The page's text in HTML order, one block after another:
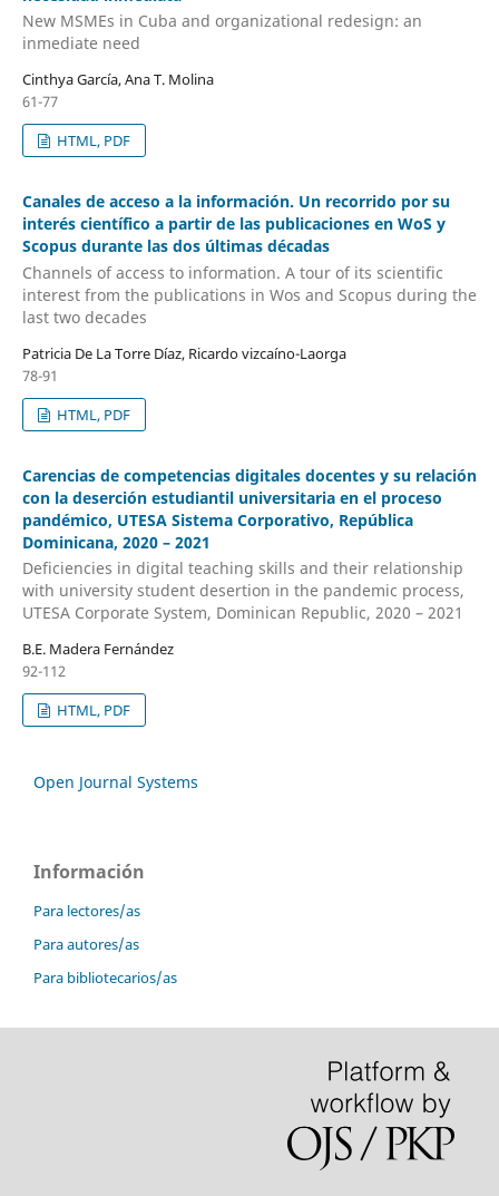
New MSMEs in Cuba and organizational redesign: an
inmediate need
Cinthya García, Ana T. Molina
61-77
HTML, PDF
Canales de acceso a la información. Un recorrido por su
interés científico a partir de las publicaciones en WoS y
Scopus durante las dos últimas décadas
Channels of access to information. A tour of its scientific
interest from the publications in Wos and Scopus during the
last two decades
Patricia De La Torre Díaz, Ricardo vizcaíno-Laorga
78-91
HTML, PDF
Carencias de competencias digitales docentes y su relación
con la deserción estudiantil universitaria en el proceso
pandémico, UTESA Sistema Corporativo, República
Dominicana, 2020 – 2021
Deficiencies in digital teaching skills and their relationship
with university student desertion in the pandemic process,
UTESA Corporate System, Dominican Republic, 2020 – 2021
B.E. Madera Fernández
92-112
HTML, PDF
Open Journal Systems
Información
Para lectores/as
Para autores/as
Para bibliotecarios/as